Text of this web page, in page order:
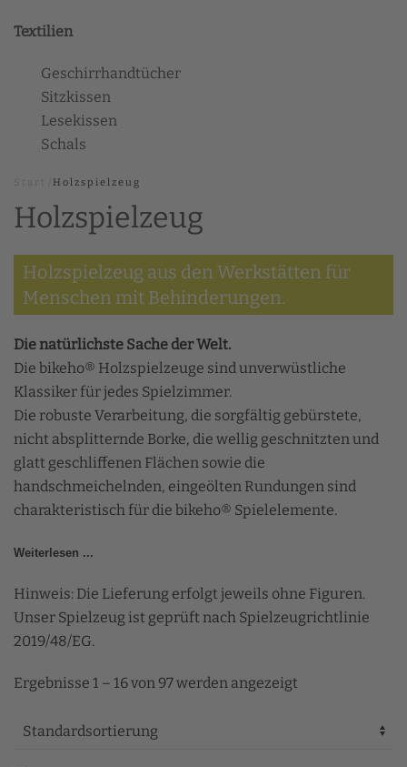
Textilien
Geschirrhandtücher
Sitzkissen
Lesekissen
Schals
Holzspielzeug
Holzspielzeug
Holzspielzeug aus den Werkstätten für
Menschen mit Behinderungen.
Die natürlichste Sache der Welt.
Die bikeho® Holzspielzeuge sind unverwüstliche
Klassiker für jedes Spielzimmer.
Die robuste Verarbeitung, die sorgfältig gebürstete,
nicht absplitternde Borke, die wellig geschnitzten und
glatt geschliffenen Flächen sowie die
handschmeichelnden, eingeölten Rundungen sind
charakteristisch für die bikeho® Spielelemente.
Weiterlesen ...
Hinweis: Die Lieferung erfolgt jeweils ohne Figuren.
Unser Spielzeug ist geprüft nach Spielzeugrichtlinie
2019/48/EG.
Ergebnisse 1 – 16 von 97 werden angezeigt